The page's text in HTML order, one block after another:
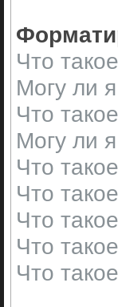
Что
Могу ли
Что
Могу ли
Что
Что
Что
Что
Что